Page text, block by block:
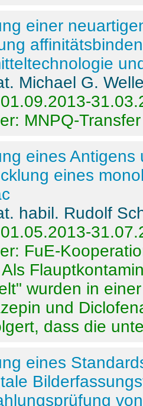
einer
Michael G.
MNPQ-Transfer
eines
eines
habil. Rudolf
FuE-
Als
wurden in
und
dass die
eines